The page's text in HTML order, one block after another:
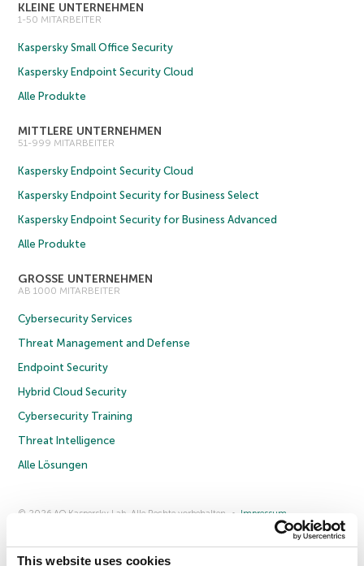
This website uses cookies
KLEINE UNTERNEHMEN
1-50 MITARBEITER
Kaspersky Small Office Security
Kaspersky Endpoint Security Cloud
Alle Produkte
MITTLERE UNTERNEHMEN
51-999 MITARBEITER
Kaspersky Endpoint Security Cloud
Kaspersky Endpoint Security for Business Select
Kaspersky Endpoint Security for Business Advanced
Alle Produkte
GROSSE UNTERNEHMEN
AB 1000 MITARBEITER
Cybersecurity Services
Threat Management and Defense
Endpoint Security
Hybrid Cloud Security
Cybersecurity Training
Threat Intelligence
Alle Lösungen
© 2026 AO Kaspersky Lab. Alle Rechte vorbehalten.
Impressum
Lizenzvereinbarung B2B
Anmeldung zum Newsletter für B2B-Vertriebspartner